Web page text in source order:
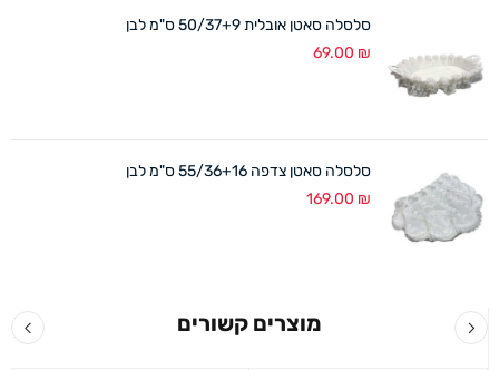
סלסלה סאטן אובלית 50/37+9 ס"מ לבן
69.00 ₪
סלסלה סאטן צדפה 55/36+16 ס"מ לבן
169.00 ₪
מוצרים קשורים